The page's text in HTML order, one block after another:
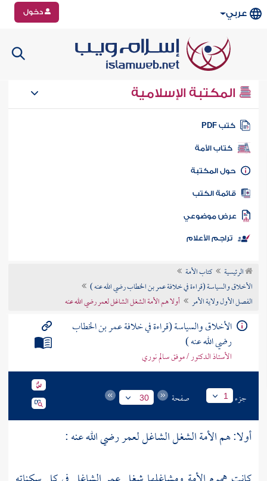
عربي دخول
المكتبة الإسلامية
كتب PDF
كتاب الأمة
المكتبة
الكتب
موضوعي
تراجم الأعلام
الرئيسية
كتاب الأمة
الأخلاق والسياسة (قراءة في خلافة عمر بن الخطاب رضي الله عنه )
الفصل الأول ولاية الأمر
أولا هم الأمة الشغل الشاغل لعمر رضي الله عنه
الأخلاق والسياسة (قراءة في خلافة عمر بن الخطاب
رضي الله عنه )
الأستاذ الدكتور / موفق سالم نوري
جزء 1 صفحة 30
أولا: هم الأمة الشغل الشاغل لعمر رضي الله عنه :